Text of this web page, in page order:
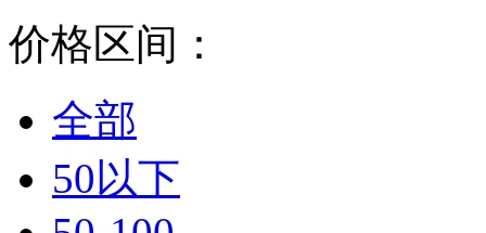
价格区间：
全部
50以下